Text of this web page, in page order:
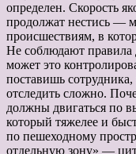
определен. Скорость
продолжат нестись —
происшествиям, в
Не соблюдают
может это
поставишь
отследить сложно.
должны двигаться по
который тяжелее и
по пешеходному
отдельную зону» —